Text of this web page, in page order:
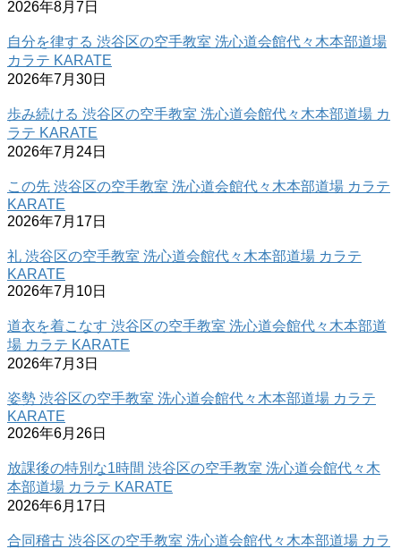
2026年8月7日
自分を律する 渋谷区の空手教室 洗心道会館代々木本部道場
カラテ KARATE
2026年7月30日
歩み続ける 渋谷区の空手教室 洗心道会館代々木本部道場 カ
ラテ KARATE
2026年7月24日
この先 渋谷区の空手教室 洗心道会館代々木本部道場 カラテ
KARATE
2026年7月17日
礼 渋谷区の空手教室 洗心道会館代々木本部道場 カラテ
KARATE
2026年7月10日
道衣を着こなす 渋谷区の空手教室 洗心道会館代々木本部道
場 カラテ KARATE
2026年7月3日
姿勢 渋谷区の空手教室 洗心道会館代々木本部道場 カラテ
KARATE
2026年6月26日
放課後の特別な1時間 渋谷区の空手教室 洗心道会館代々木
本部道場 カラテ KARATE
2026年6月17日
合同稽古 渋谷区の空手教室 洗心道会館代々木本部道場 カラ